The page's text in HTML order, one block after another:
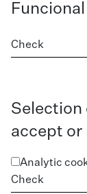
Check
Selection
accept or
Analytic
Check